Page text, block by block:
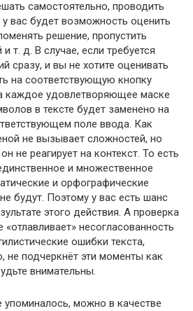
самостоятельно, проводить
у вас будет возможность оценить
решение, пропустить
т. д. В случае, если требуется
сразу, и вы не хотите оценивать
на соответствующую кнопку
каждое удовлетворяющее маске
в тексте будет заменено на
поле ввода. Как
не вызывает сложностей, но
не реагирует на контекст. То есть
и множественное
и орфографические
будут. Поэтому у вас есть шанс
этого действия. А проверка
несогласованность
ошибки текста,
не подчеркнёт эти моменты как
внимательны.
можно в качестве